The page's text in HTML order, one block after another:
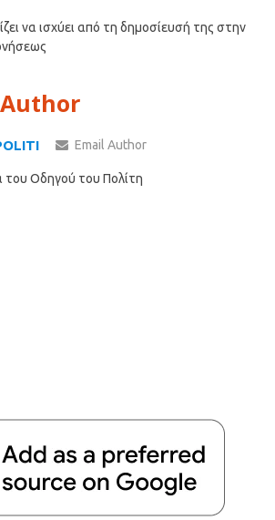
να ισχύει από τη δημοσίευσή της στην
Email Author
του Οδηγού του Πολίτη